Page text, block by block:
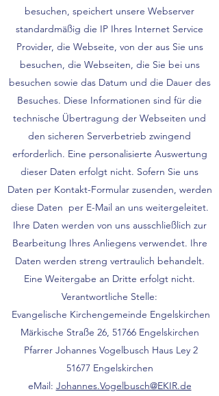
besuchen, speichert unsere Webserver
standardmäßig die IP Ihres Internet Service
Provider, die Webseite, von der aus Sie uns
besuchen, die Webseiten, die Sie bei uns
besuchen sowie das Datum und die Dauer des
Besuches. Diese Informationen sind für die
technische Übertragung der Webseiten und
den sicheren Serverbetrieb zwingend
erforderlich. Eine personalisierte Auswertung
dieser Daten erfolgt nicht. Sofern Sie uns
Daten per Kontakt-Formular zusenden, werden
diese Daten per E-Mail an uns weitergeleitet.
Ihre Daten werden von uns ausschließlich zur
Bearbeitung Ihres Anliegens verwendet. Ihre
Daten werden streng vertraulich behandelt.
Eine Weitergabe an Dritte erfolgt nicht.
Verantwortliche Stelle:
Evangelische Kirchengemeinde Engelskirchen
Märkische Straße 26, 51766 Engelskirchen
Pfarrer Johannes Vogelbusch Haus Ley 2
51677 Engelskirchen
eMail: Johannes.Vogelbusch@EKIR.de